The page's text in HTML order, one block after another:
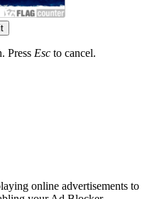
Press Esc to cancel.
online advertisements to